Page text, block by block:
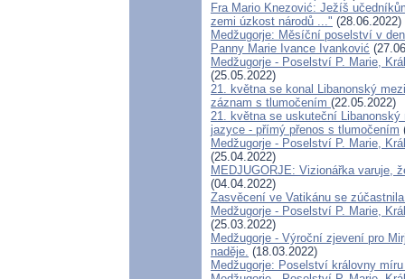
Fra Mario Knezović: Ježíš
zemi úzkost národů ..." (28.06.2022)
Medžugorje: Měsíční poselství v
Panny Marie Ivance Ivanković
Medžugorje - Poselství P. Marie,
(25.05.2022)
21. května se konal Libanonský
záznam s tlumočením (22.05.2022)
21. května se uskuteční Libanonský
jazyce - přímý přenos s tlumočením
Medžugorje - Poselství P. Marie,
(25.04.2022)
MEDJUGORJE: Vizionářka varuje,
(04.04.2022)
Zasvěcení ve Vatikánu se
Medžugorje - Poselství P. Marie,
(25.03.2022)
Medžugorje - Výroční zjevení pro
naděje. (18.03.2022)
Medžugorje: Poselství královny